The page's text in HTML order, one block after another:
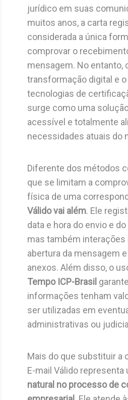
jurídico em suas
muitos anos, a carta
considerada a única
comprovar o
mensagem. No entanto,
transformação digital e o
tecnologias de
surge como uma
acessível e totalmente
necessidades atuais do
Diferente dos métodos
que se limitam a
física de uma
Válido vai além. Ele
data e hora do envio e
mas também interações
abertura da mensagem
anexos. Além disso, o
Tempo ICP-Brasil
informações tenham
ser utilizadas em
administrativas ou
Mais do que substituir a
E-mail Válido representa
natural no processo de